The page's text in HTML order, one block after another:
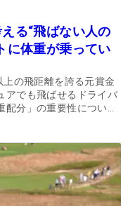
る“飛ばない人の
に体重が乗ってい
の飛距離を誇る元賞金
アでも飛ばせるドライバ
分」の重要性について